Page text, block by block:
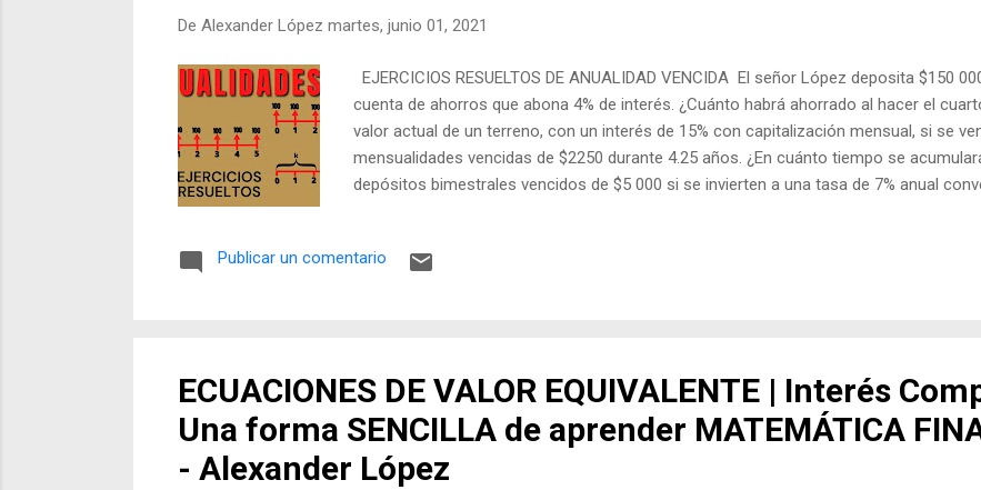
De Alexander López martes, junio 01, 2021
EJERCICIOS RESUELTOS DE ANUALIDAD VENCIDA El señor López deposita $150
cuenta de ahorros que abona 4% de interés. ¿Cuánto habrá ahorrado al hacer el
valor actual de un terreno, con un interés de 15% con capitalización mensual, si se
mensualidades vencidas de $2250 durante 4.25 años. ¿En cuánto tiempo se
depósitos bimestrales vencidos de $5 000 si se invierten a una tasa de 7% anual
convertible mensualmente, ¿Cuánto tendría que pagar mensualmente la empresa
Publicar un comentario
ECUACIONES DE VALOR EQUIVALENTE | Interés
Una forma SENCILLA de aprender MATEMÁTICA
- Alexander López